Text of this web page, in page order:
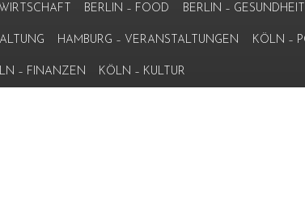
BERLIN – FOOD BERLIN – GESUNDHEIT
HAMBURG – VERANSTALTUNGEN KÖLN –
– FINANZEN KÖLN – KULTUR